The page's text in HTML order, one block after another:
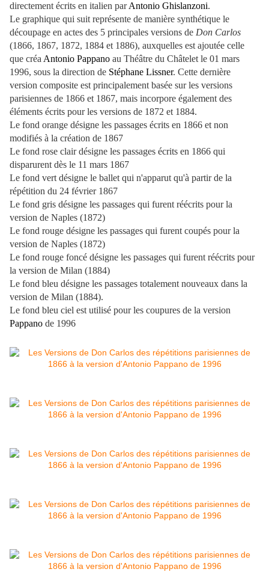
directement écrits en italien parAntonio Ghislanzoni.
Le graphique qui suit représente de manière synthétique le
découpage en actes des 5 principales versions de Don Carlos
(1866, 1867, 1872, 1884 et 1886), auxquelles est ajoutée celle
que créa Antonio Pappano au Théâtre du Châtelet le 01 mars
1996, sous la direction de Stéphane Lissner. Cette dernière
version composite est principalement basée sur les versions
parisiennes de 1866 et 1867, mais incorpore également des
éléments écrits pour les versions de 1872 et 1884.
Le fond orange désigne les passages écrits en 1866 et non
modifiés à la création de 1867
Le fond rose clair désigne les passages écrits en 1866 qui
disparurent dès le 11 mars 1867
Le fond vert désigne le ballet qui n'apparut qu'à partir de la
répétition du 24 février 1867
Le fond gris désigne les passages qui furent réécrits pour la
version de Naples (1872)
Le fond rouge désigne les passages qui furent coupés pour la
version de Naples (1872)
Le fond rouge foncé désigne les passages qui furent réécrits pour
la version de Milan (1884)
Le fond bleu désigne les passages totalement nouveaux dans la
version de Milan (1884).
Le fond bleu ciel est utilisé pour les coupures de la version
Pappano de 1996